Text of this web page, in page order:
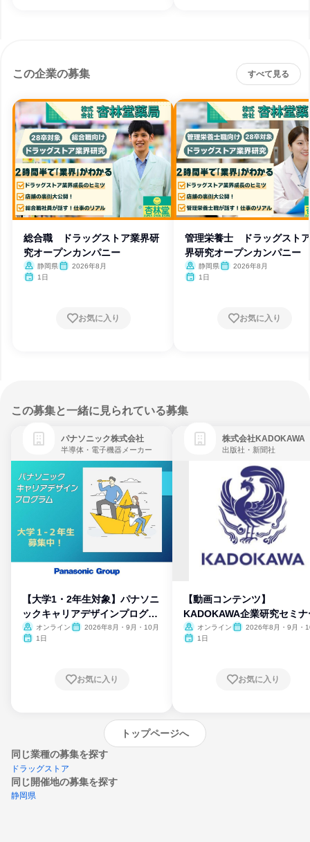
この企業の募集 すべて見る
総合職 ドラッグストア業界研
究オープンカンパニー
静岡県
2026年8月
1日
お気に入り
管理栄養士 ドラッグスト
界研究オープンカンパニー
静岡県
2026年8月
1日
お気に入り
この募集と一緒に見られている募集
パナソニック株式会社
半導体・電子機器メーカー
【大学1・2年生対象】パナソニ
ックキャリアデザインプログラ
ム
オンライン
2026年8月・9月・10月
1日
お気に入り
株式会社KADOKAWA
出版社・新聞社
【動画コンテンツ】
KADOKAWA企業研究セミナ
オンライン
2026年8月・9月・
1日
お気に入り
トップページへ
同じ業種の募集を探す
ドラッグストア
同じ開催地の募集を探す
静岡県